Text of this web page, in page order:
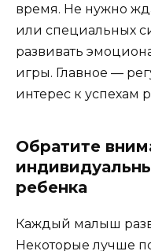
время. Не нужно
или специальных
развивать
игры. Главное —
интерес к успехам
Обратите
ребенка
Каждый малыш
Некоторые лучше